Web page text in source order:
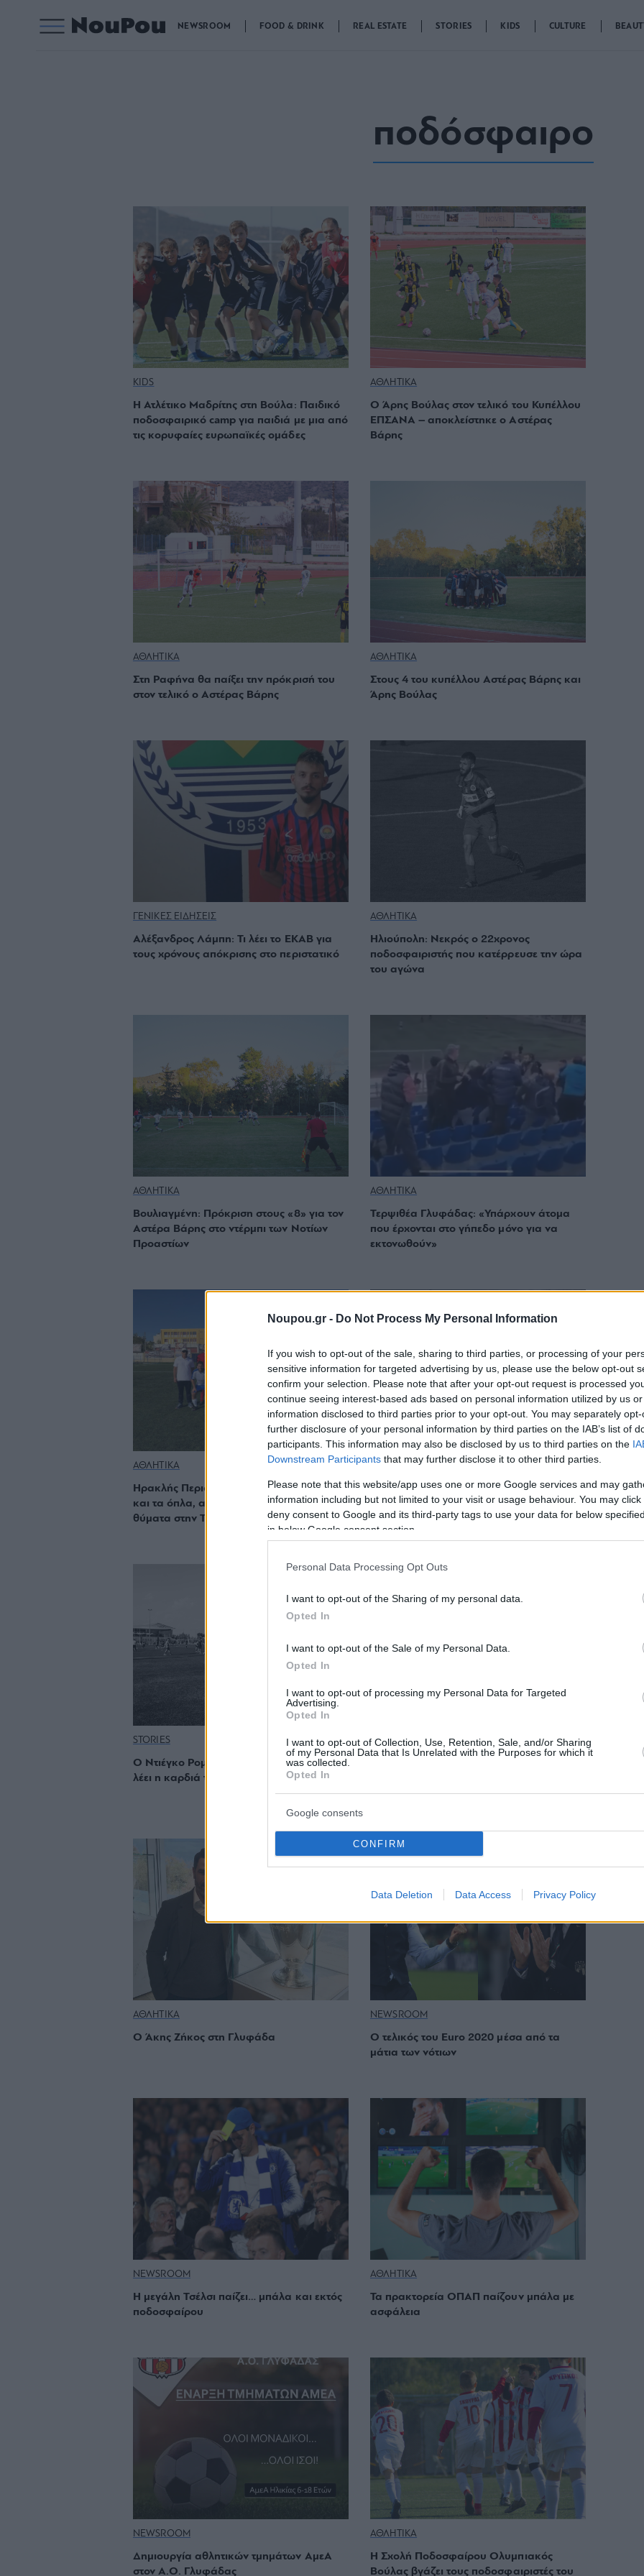
Noupou.gr - Do Not Process My Personal Information
If you wish to opt-out of the sale, sharing to third parties, or processing of your
sensitive information for targeted advertising by us, please use the below opt-out
confirm your selection. Please note that after your opt-out request is processed
continue seeing interest-based ads based on personal information utilized by us
information disclosed to third parties prior to your opt-out. You may separately
further disclosure of your personal information by third parties on the IAB’s list of
participants. This information may also be disclosed by us to third parties on the
Downstream Participants that may further disclose it to other third parties.
Please note that this website/app uses one or more Google services and may
information including but not limited to your visit or usage behaviour. You may
deny consent to Google and its third-party tags to use your data for below
in below Google consent section.
Personal Data Processing Opt Outs
I want to opt-out of the Sharing of my personal data.
Opted In
I want to opt-out of the Sale of my Personal Data.
Opted In
I want to opt-out of processing my Personal Data for Targeted
Advertising.
Opted In
I want to opt-out of Collection, Use, Retention, Sale, and/or Sharing
of my Personal Data that Is Unrelated with the Purposes for which it
was collected.
Opted In
Google consents
CONFIRM
Data Deletion Data Access Privacy Policy
NEWSROOM FOOD & DRINK REAL ESTATE STORIES KIDS CULTURE
ποδόσφαιρο
KIDS
Η Ατλέτικο Μαδρίτης στη Βούλα: Παιδικό
ποδοσφαιρικό camp για παιδιά με μια από
τις κορυφαίες ευρωπαϊκές ομάδες
ΑΘΛΗΤΙΚΑ
O Άρης Βούλας στον τελικό του Κυπέλλου
ΕΠΣΑΝΑ – αποκλείστηκε ο Αστέρας
Βάρης
ΑΘΛΗΤΙΚΑ
Στη Ραφήνα θα παίξει την πρόκρισή του
στον τελικό ο Αστέρας Βάρης
ΑΘΛΗΤΙΚΑ
Στους 4 του κυπέλλου Αστέρας Βάρης και
Άρης Βούλας
ΓΕΝΙΚΕΣ ΕΙΔΗΣΕΙΣ
Αλέξανδρος Λάμπη: Τι λέει το ΕΚΑΒ για
τους χρόνους απόκρισης στο περιστατικό
ΑΘΛΗΤΙΚΑ
Ηλιούπολη: Νεκρός ο 22χρονος
ποδοσφαιριστής που κατέρρευσε την ώρα
του αγώνα
ΑΘΛΗΤΙΚΑ
Βουλιαγμένη: Πρόκριση στους «8» για τον
Αστέρα Βάρης στο ντέρμπι των Νοτίων
Προαστίων
ΑΘΛΗΤΙΚΑ
Τερψιθέα Γλυφάδας: «Υπάρχουν άτομα
που έρχονται στο γήπεδο μόνο για να
εκτονωθούν»
ΑΘΛΗΤΙΚΑ
Ηρακλής Περιστερίου: «Με αυτόν τον όχλο
και τα όπλα, από θαύμα δεν θρηνήσαμε
θύματα στην Τερψιθέα»
ΑΘΛΗΤΙΚΑ
Γλυφάδα: Εικόνες ντροπής σε αγώνα
ποδοσφαίρου – Επεισόδια με κατσαβίδια
στην Τερψιθέα
STORIES
Ο Ντιέγκο Ρομάνο θα παίζει μπάλα όσο το
λέει η καρδιά του
KIDS
δοκιμασμένες επιλογές
ΑΘΛΗΤΙΚΑ
Ο Άκης Ζήκος στη Γλυφάδα
NEWSROOM
Ο τελικός του Euro 2020 μέσα από τα
μάτια των νότιων
NEWSROOM
Η μεγάλη Τσέλσι παίζει… μπάλα και εκτός
ποδοσφαίρου
ΑΘΛΗΤΙΚΑ
Τα πρακτορεία ΟΠΑΠ παίζουν μπάλα με
ασφάλεια
NEWSROOM
Δημιουργία αθλητικών τμημάτων ΑμεΑ
στον Α.Ο. Γλυφάδας
ΑΘΛΗΤΙΚΑ
Η Σχολή Ποδοσφαίρου Ολυμπιακός
Βούλας βγάζει τους ποδοσφαιριστές του